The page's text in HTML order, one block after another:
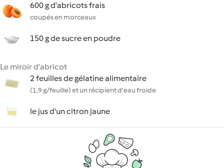
600 g d'abricots frais
coupés en morceaux
150 g de sucre en poudre
Le miroir d'abricot
2 feuilles de gélatine alimentaire
(1,9 g/feuille) et un récipient d'eau froide
le jus d'un citron jaune